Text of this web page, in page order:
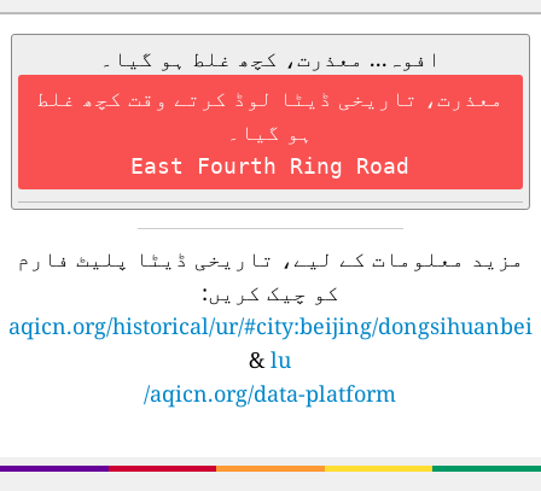
افوہ... معذرت، کچھ غلط ہو گیا۔
معذرت، تاریخی ڈیٹا لوڈ کرتے وقت کچھ غلط
ہو گیا۔
East Fourth Ring Road
مزید معلومات کے لیے، تاریخی ڈیٹا پلیٹ فارم
کو چیک کریں:
aqicn.org/historical/ur/#city:beijing/dongsihuanbei
lu
&
aqicn.org/data-platform/